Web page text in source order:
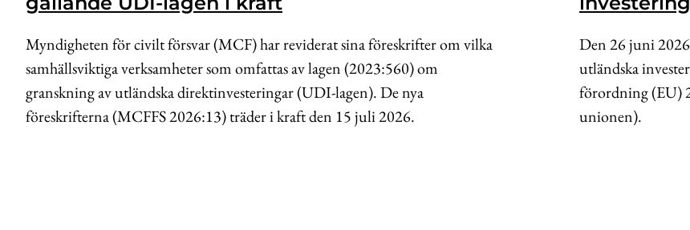
Myndigheten för civilt försvar (MCF) har reviderat sina föreskrifter om vilka
samhällsviktiga verksamheter som omfattas av lagen (2023:560) om
granskning av utländska direktinvesteringar (UDI-lagen). De nya
föreskrifterna (MCFFS 2026:13) träder i kraft den 15 juli 2026.
Den 26 juni
utländska
förordning (EU)
unionen).